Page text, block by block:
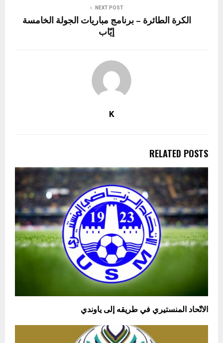
NEXT POST
الكرة الطائرة – برنامج مباريات الجولة الخامسة
إيّاب
K
RELATED POSTS
الاتّحاد المنستيري في طريقه إلى ياوندي